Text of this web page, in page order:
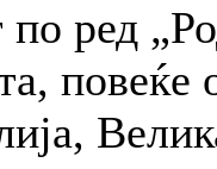
по ред